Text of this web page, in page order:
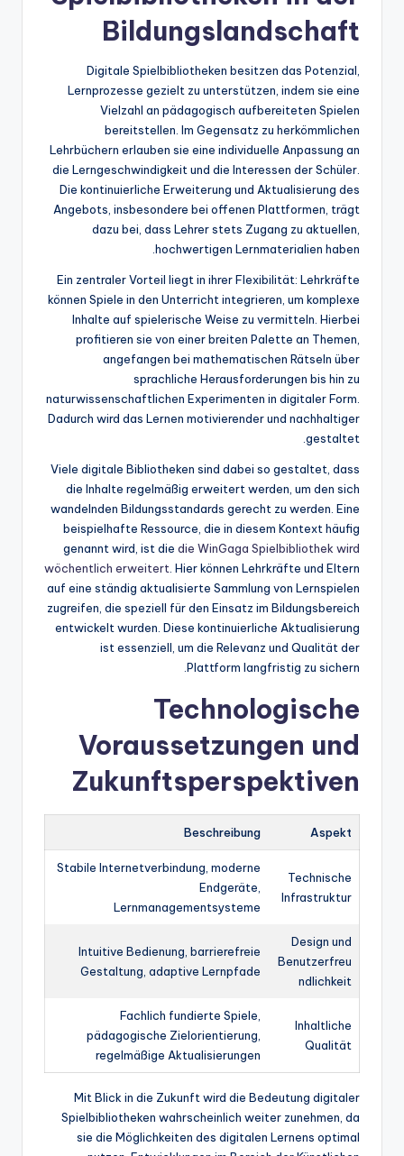
Bildungslandschaft
Digitale Spielbibliotheken besitzen das Potenzial,
Lernprozesse gezielt zu unterstützen, indem sie eine
Vielzahl an pädagogisch aufbereiteten Spielen
bereitstellen. Im Gegensatz zu herkömmlichen
Lehrbüchern erlauben sie eine individuelle Anpassung an
die Lerngeschwindigkeit und die Interessen der Schüler.
Die kontinuierliche Erweiterung und Aktualisierung des
Angebots, insbesondere bei offenen Plattformen, trägt
dazu bei, dass Lehrer stets Zugang zu aktuellen,
hochwertigen Lernmaterialien haben.
Ein zentraler Vorteil liegt in ihrer Flexibilität: Lehrkräfte
können Spiele in den Unterricht integrieren, um komplexe
Inhalte auf spielerische Weise zu vermitteln. Hierbei
profitieren sie von einer breiten Palette an Themen,
angefangen bei mathematischen Rätseln über
sprachliche Herausforderungen bis hin zu
naturwissenschaftlichen Experimenten in digitaler Form.
Dadurch wird das Lernen motivierender und nachhaltiger
gestaltet.
Viele digitale Bibliotheken sind dabei so gestaltet, dass
die Inhalte regelmäßig erweitert werden, um den sich
wandelnden Bildungsstandards gerecht zu werden. Eine
beispielhafte Ressource, die in diesem Kontext häufig
genannt wird, ist die die WinGaga Spielbibliothek wird
wöchentlich erweitert . Hier können Lehrkräfte und Eltern
auf eine ständig aktualisierte Sammlung von Lernspielen
zugreifen, die speziell für den Einsatz im Bildungsbereich
entwickelt wurden. Diese kontinuierliche Aktualisierung
ist essenziell, um die Relevanz und Qualität der
Plattform langfristig zu sichern.
Technologische
Voraussetzungen und
Zukunftsperspektiven
Aspekt
Beschreibung
Technische
Infrastruktur
Stabile Internetverbindung, moderne
Endgeräte,
Lernmanagementsysteme
Design und
Benutzerfreu
ndlichkeit
Intuitive Bedienung, barrierefreie
Gestaltung, adaptive Lernpfade
Inhaltliche
Qualität
Fachlich fundierte Spiele,
pädagogische Zielorientierung,
regelmäßige Aktualisierungen
Mit Blick in die Zukunft wird die Bedeutung digitaler
Spielbibliotheken wahrscheinlich weiter zunehmen, da
sie die Möglichkeiten des digitalen Lernens optimal